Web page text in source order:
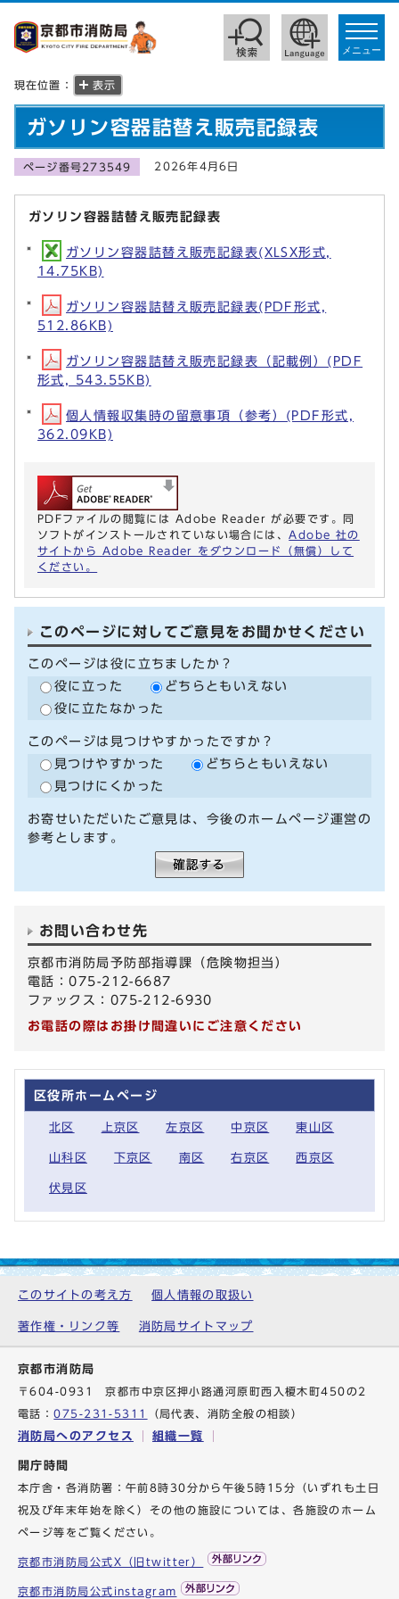
toggle
メニュー
現在位置： 表示
ガソリン容器詰替え販売記録表
ページ番号273549 2026年4月6日
ガソリン容器詰替え販売記録表
ガソリン容器詰替え販売記録表(XLSX形式,
14.75KB)
ガソリン容器詰替え販売記録表(PDF形式,
512.86KB)
ガソリン容器詰替え販売記録表（記載例）(PDF
形式, 543.55KB)
個人情報収集時の留意事項（参考）(PDF形式,
362.09KB)
PDFファイルの閲覧には Adobe Reader が必要です。同
ソフトがインストールされていない場合には、 Adobe 社の
サイトから Adobe Reader をダウンロード（無償）して
ください。
このページに対してご意見をお聞かせください
このページは役に立ちましたか？
役に立った
どちらともいえない
役に立たなかった
このページは見つけやすかったですか？
見つけやすかった
どちらともいえない
見つけにくかった
お寄せいただいたご意見は、今後のホームページ運営の
参考とします。
お問い合わせ先
京都市消防局予防部指導課（危険物担当）
電話：075-212-6687
ファックス：075-212-6930
お電話の際はお掛け間違いにご注意ください
区役所ホームページ
北区 上京区 左京区 中京区 東山区
山科区 下京区 南区 右京区 西京区
伏見区
このサイトの考え方 個人情報の取扱い
著作権・リンク等 消防局サイトマップ
京都市消防局
〒604-0931 京都市中京区押小路通河原町西入榎木町450の2
電話：075-231-5311 （局代表、消防全般の相談）
消防局へのアクセス 組織一覧
開庁時間
本庁舎・各消防署：午前8時30分から午後5時15分（いずれも土日
祝及び年末年始を除く）その他の施設については、各施設のホーム
ページ等をご覧ください。
京都市消防局公式X（旧twitter）
京都市消防局公式instagram